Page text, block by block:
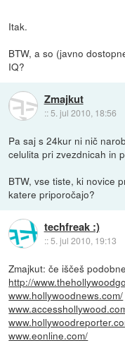
Itak.
BTW, a so (javno
IQ?
Zmajkut
:: 5. jul 2010, 18:56
Pa saj s 24kur ni nič
celulita pri zvezdnicah in
BTW, vse tiste, ki novice
katere priporočajo?
techfreak :)
::5. jul 2010, 19:13
Zmajkut: če iščeš
http://
www.hollywoodnews.com/
www.eonline.com/